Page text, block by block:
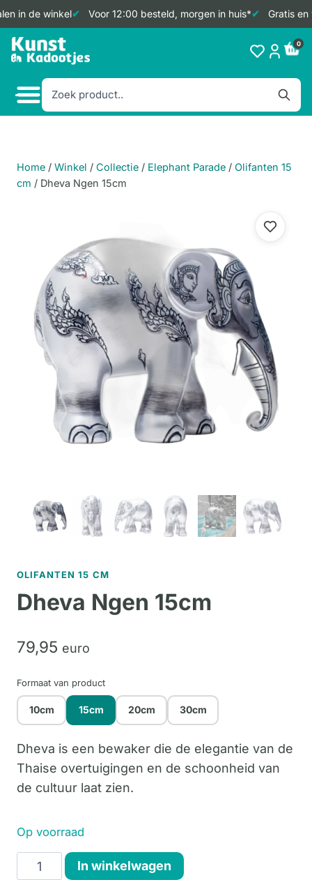
in de winkel Voor 12:00 besteld, morgen in huis* Gratis en
Doorgaan
naar
0
Home / Winkel / Collectie / Elephant Parade / Olifanten 15
cm / Dheva Ngen 15cm
OLIFANTEN 15 CM
Dheva Ngen 15cm
79,95 euro
Formaat van product
10cm 15cm 20cm 30cm
Dheva is een bewaker die de elegantie van de
Thaise overtuigingen en de schoonheid van
de cultuur laat zien.
Op voorraad
Dheva
In winkelwagen